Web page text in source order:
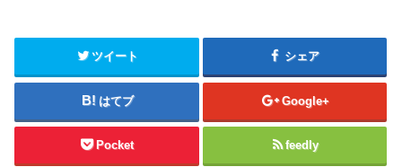
ツイート シェア
はてブ Google+
Pocket feedly